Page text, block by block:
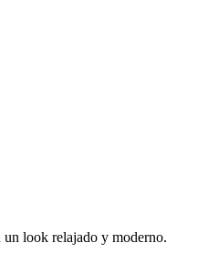
un look relajado y moderno.